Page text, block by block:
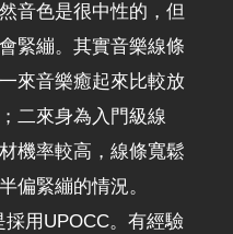
音色是很中性的，但
緊繃。其實音樂線條
來音樂癒起來比較放
二來身為入門級線
機率較高，線條寬鬆
偏緊繃的情況。
採用UPOCC。有經驗